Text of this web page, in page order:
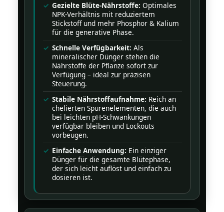
Gezielte Blüte-Nährstoffe: Optimales
NPK-Verhältnis mit reduziertem
Stickstoff und mehr Phosphor & Kalium
für die generative Phase.
Schnelle Verfügbarkeit: Als
mineralischer Dünger stehen die
Nährstoffe der Pflanze sofort zur
Verfügung – ideal zur präzisen
Steuerung.
Stabile Nährstoffaufnahme: Reich an
chelierten Spurenelementen, die auch
bei leichten pH-Schwankungen
verfügbar bleiben und Lockouts
vorbeugen.
Einfache Anwendung: Ein einziger
Dünger für die gesamte Blütephase,
der sich leicht auflöst und einfach zu
dosieren ist.